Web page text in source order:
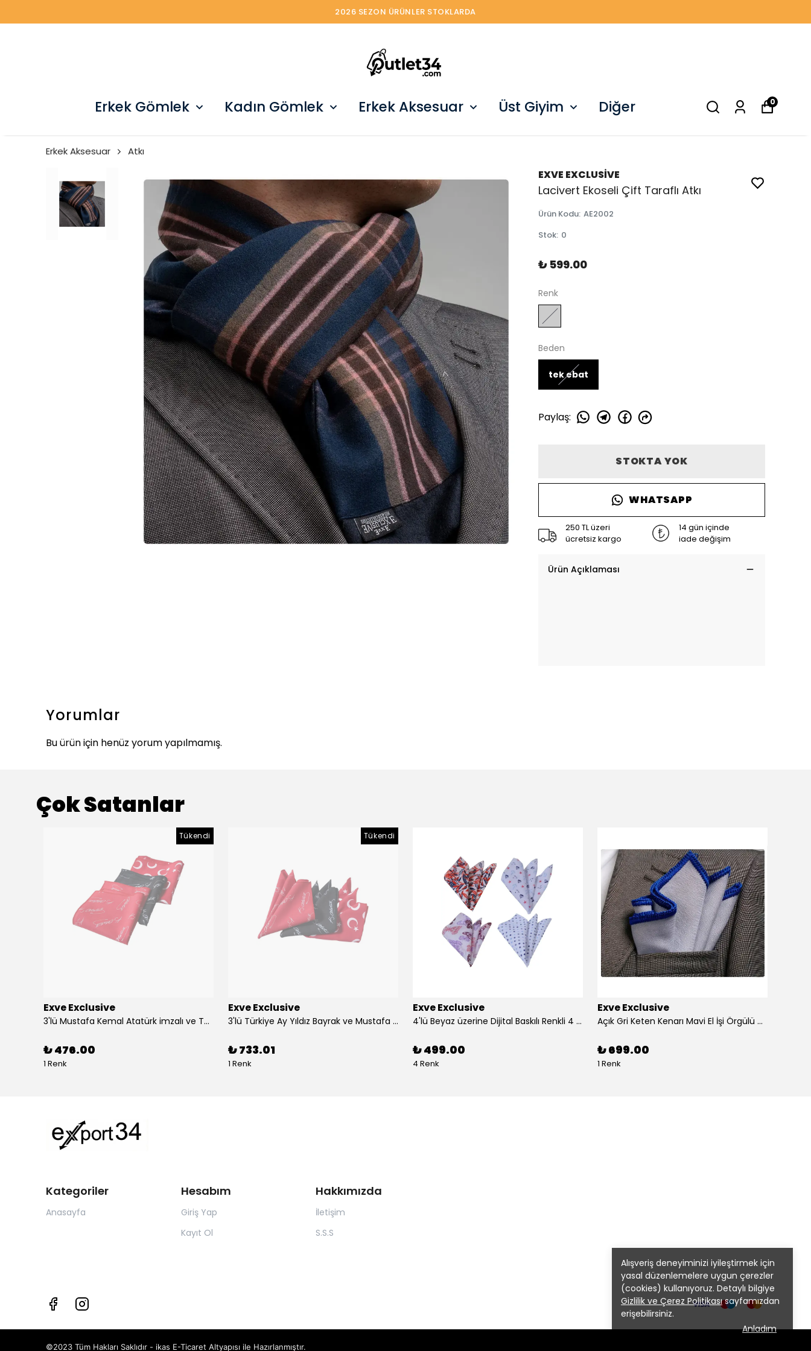
2026 SEZON ÜRÜNLER STOKLARDA
Erkek Gömlek Kadın Gömlek Erkek Aksesuar Üst Giyim Diğer 0
Alışveriş deneyiminizi iyileştirmek için
yasal düzenlemelere uygun çerezler
(cookies) kullanıyoruz. Detaylı bilgiye
Gizlilik ve Çerez Politikasısayfamızdan
erişebilirsiniz.
Anladım
Erkek Aksesuar Atkı
EXVE EXCLUSİVE
Lacivert Ekoseli Çift Taraflı Atkı
Ürün Kodu: AE2002
Stok: 0
₺ 599.00
Renk
Beden
tek ebat
Paylaş:
STOKTA YOK
WHATSAPP
250 TL üzeri
ücretsiz kargo
14 gün içinde
iade değişim
Ürün Açıklaması
Yorumlar
Bu ürün için henüz yorum yapılmamış.
Çok Satanlar
Tükendi
Exve Exclusive
3'lü Mustafa Kemal Atatürk imzalı ve Türkiye Ay Yıldız Bayraklı Kadın Fular Seti
₺ 476.00
1 Renk
Tükendi
Exve Exclusive
3'lü Türkiye Ay Yıldız Bayrak ve Mustafa Kemal Atatürk imzalı Kırmızı Siyah Yaka Mendili Seti
₺ 733.01
1 Renk
Exve Exclusive
4'lü Beyaz üzerine Dijital Baskılı Renkli 4 in 1 Cep Yaka Mendil Seti
₺ 499.00
4 Renk
Exve Exclusive
Açık Gri Keten Kenarı Mavi El İşi Örgülü Cep Aksesuarı Yaka Mendili
₺ 699.00
1 Renk
Kategoriler
Anasayfa
Hesabım
Giriş Yap
Kayıt Ol
Hakkımızda
İletişim
S.S.S
©2023 Tüm Hakları Saklıdır - ikas E-Ticaret Altyapısı ile Hazırlanmıştır.